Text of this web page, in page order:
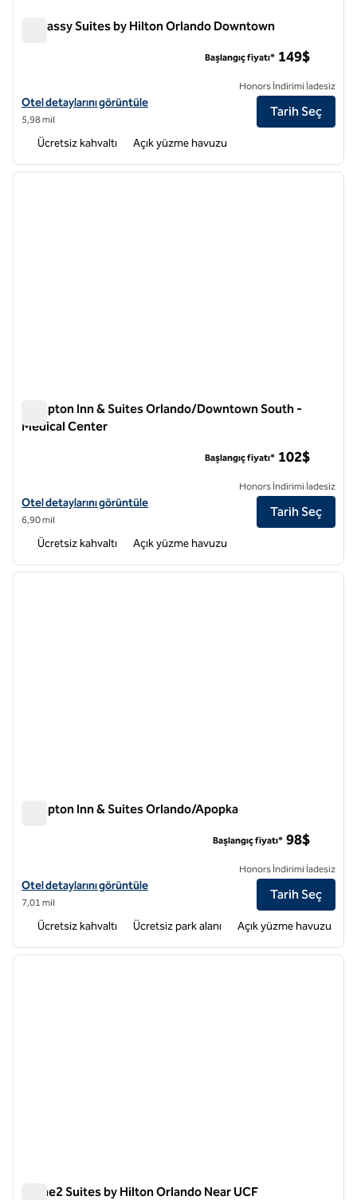
Embassy Suites by Hilton Orlando Downtown
Embassy Suites by Hilton Orlando Downtown için otel detaylarını
Otel detaylarını görüntüle
5,98 mil
Başlangıç fiyatı* 149$
Honors İndirimi İadesiz
Tarih Seç
Ücretsiz kahvaltı Açık yüzme havuzu
1 / 11
Hampton Inn & Suites Orlando/Downtown South -
Medical Center
Hampton Inn & Suites Orlando/Downtown South - Medical Center
Otel detaylarını görüntüle
6,90 mil
Başlangıç fiyatı* 102$
Honors İndirimi İadesiz
Tarih Seç
Ücretsiz kahvaltı Açık yüzme havuzu
1 / 12
Hampton Inn & Suites Orlando/Apopka
Hampton Inn & Suites Orlando-Apopka otel detaylarını görüntüleyin
Otel detaylarını görüntüle
7,01 mil
Başlangıç fiyatı* 98$
Honors İndirimi İadesiz
Tarih Seç
Ücretsiz kahvaltı Ücretsiz park alanı Açık yüzme havuzu
1 / 12
Home2 Suites by Hilton Orlando Near UCF